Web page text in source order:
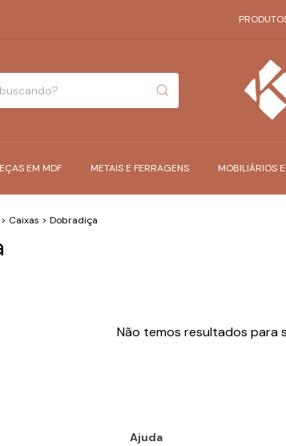
EM MDF METAIS E FERRAGENS MOBILIÁRIOS
> Caixas > Dobradiça
Não temos resultados para
Ajuda